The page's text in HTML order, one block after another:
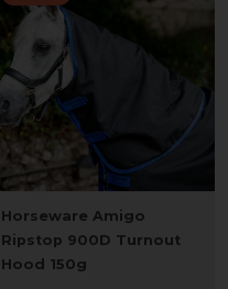
Horseware Amigo
Ripstop 900D Turnout
Hood 150g